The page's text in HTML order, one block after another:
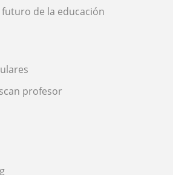
de la educación
profesor